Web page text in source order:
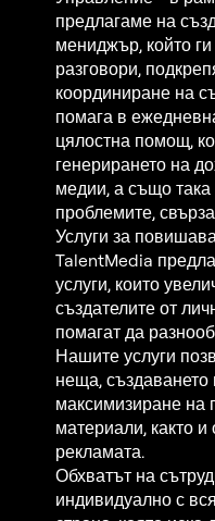
предлагаме на
мениджър, който
разговори,
координиране на
помага в
цялостна помощ,
генерирането на
медии, а също
проблемите,
Услуги за
TalentMedia
услуги, които
създателите от
помагат да
Нашите услуги
неща, създаването
максимизиране на
материали, както
рекламата.
Обхватът на
индивидуално с